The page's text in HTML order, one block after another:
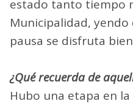
estado tanto tiempo
Municipalidad, yendo
pausa se disfruta
¿Qué recuerda de
Hubo una etapa en